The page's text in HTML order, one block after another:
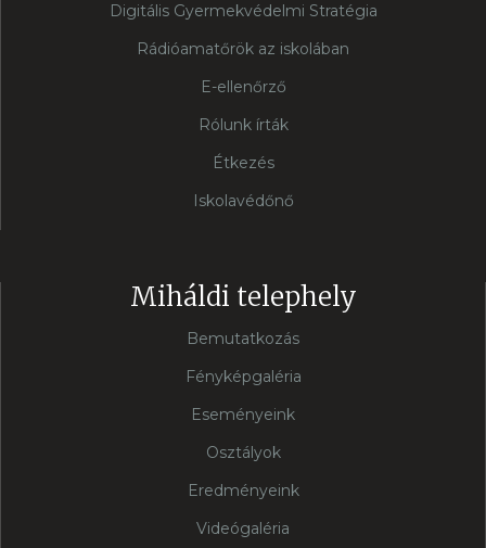
Digitális Gyermekvédelmi Stratégia
Rádióamatőrök az iskolában
E-ellenőrző
Rólunk írták
Étkezés
Iskolavédőnő
Miháldi telephely
Bemutatkozás
Fényképgaléria
Eseményeink
Osztályok
Eredményeink
Videógaléria